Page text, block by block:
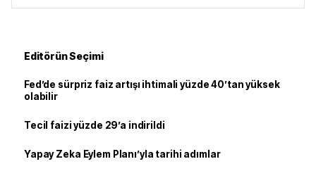
Editörün Seçimi
Fed’de sürpriz faiz artışı ihtimali yüzde 40’tan yüksek
olabilir
Tecil faizi yüzde 29’a indirildi
Yapay Zeka Eylem Planı’yla tarihi adımlar